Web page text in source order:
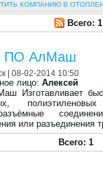
КОМПАНИЮ В
Всего: 1
АлМаш
| 08-02-2014 10:50
лицо:Алексей
Изготавливает
или разъединения
Всего: 1